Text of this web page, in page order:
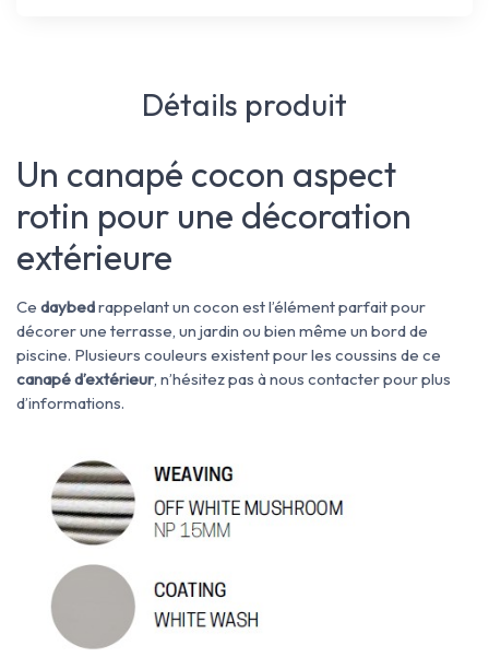
Détails produit
Un canapé cocon aspect
rotin pour une décoration
extérieure
Ce daybedrappelant un cocon est l’élément parfait pour
décorer une terrasse, un jardin ou bien même un bord de
piscine. Plusieurs couleurs existent pour les coussins de ce
canapé d’extérieur, n’hésitez pas à nous contacter pour plus
d’informations.